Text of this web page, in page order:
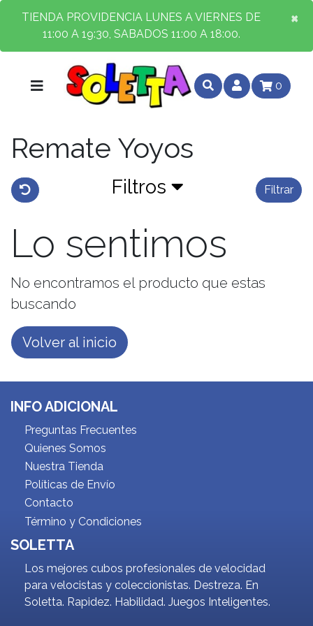
TIENDA PROVIDENCIA LUNES A VIERNES DE
11:00 A 19:30, SABADOS 11:00 A 18:00.
×
×
0
Remate Yoyos
Filtros Filtrar
Lo sentimos
No encontramos el producto que estas
buscando
Volver al inicio
INFO ADICIONAL
Preguntas Frecuentes
Quienes Somos
Nuestra Tienda
Políticas de Envío
Contacto
Término y Condiciones
SOLETTA
Los mejores cubos profesionales de velocidad
para velocistas y coleccionistas. Destreza. En
Soletta. Rapidez. Habilidad. Juegos Inteligentes.